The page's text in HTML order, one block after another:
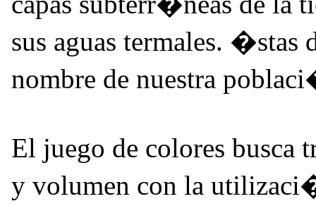
sus aguas termales.
nombre de nuestra
El juego de colores busca
y volumen con la